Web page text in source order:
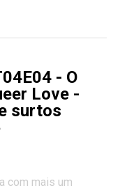
- O
Love -
surtos
com mais um